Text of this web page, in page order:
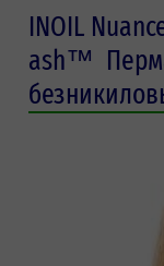
INOIL
ash™